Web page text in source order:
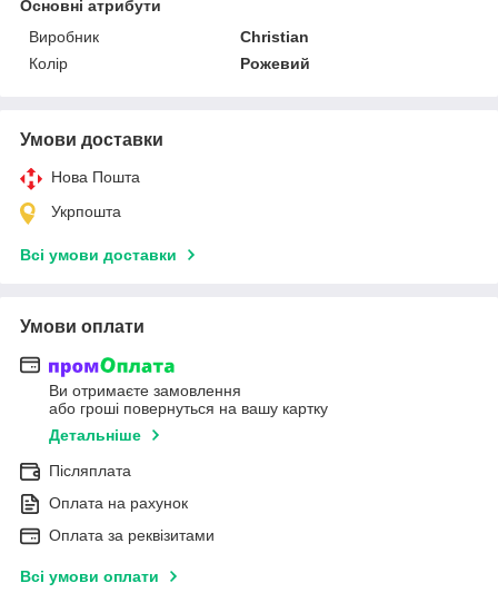
Основні атрибути
Виробник
Christian
Колір
Рожевий
Умови доставки
Нова Пошта
Укрпошта
Всі умови доставки
Умови оплати
Ви отримаєте замовлення
або гроші повернуться на вашу картку
Детальніше
Післяплата
Оплата на рахунок
Оплата за реквізитами
Всі умови оплати